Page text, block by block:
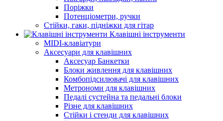
Поріжки
Потенціометри, ручки
Стійки, гаки, підніжки для гітар
Клавішні інструменти
MIDI-клавіатури
Аксесуари для клавішних
Аксесуар Банкетки
Блоки живлення для клавішних
Комбопідсилювачі для клавішних
Метрономи для клавішних
Педалі сустейна та педальні блоки
Різне для клавішних
Стійки і стенди для клавішних